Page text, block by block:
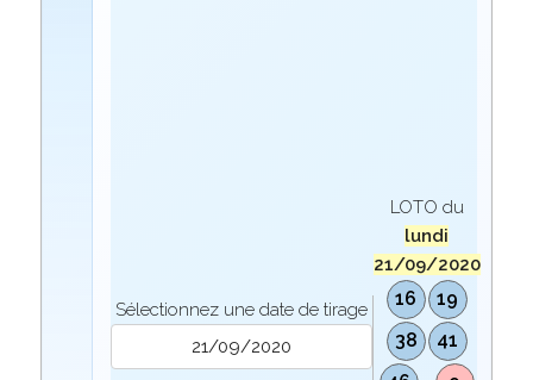
Sélectionnez une date de tirage
LOTO du
lundi
21/09/2020
16
19
38
41